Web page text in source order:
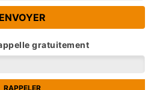
gratuitement